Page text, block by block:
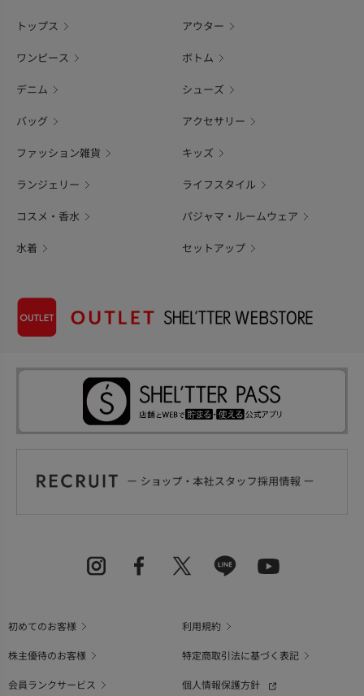
トップス アウター
ワンピース ボトム
デニム シューズ
バッグ アクセサリー
ファッション雑貨 キッズ
ランジェリー ライフスタイル
コスメ・香水 パジャマ・ルームウェア
水着 セットアップ
初めてのお客様
利用規約
株主優待のお客様
特定商取引法に基づく表記
会員ランクサービス
個人情報保護方針